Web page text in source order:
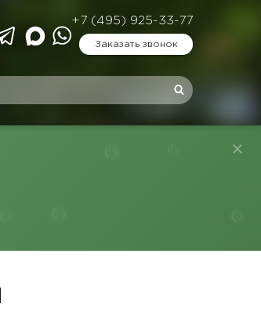
+7 (495) 925-33-77
Заказать звонок